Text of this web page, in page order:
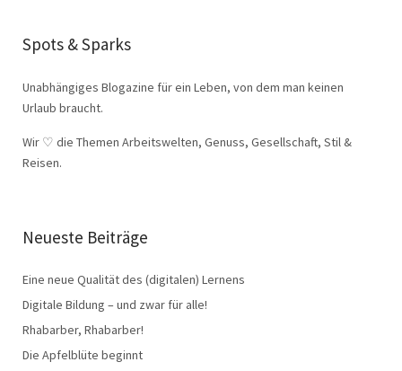
Spots & Sparks
Unabhängiges Blogazine für ein Leben, von dem man keinen
Urlaub braucht.
Wir ♡ die Themen Arbeitswelten, Genuss, Gesellschaft, Stil &
Reisen.
Neueste Beiträge
Eine neue Qualität des (digitalen) Lernens
Digitale Bildung – und zwar für alle!
Rhabarber, Rhabarber!
Die Apfelblüte beginnt